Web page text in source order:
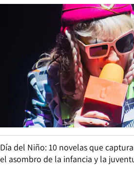
Día del Niño: 10 novelas que
el asombro de la infancia y la